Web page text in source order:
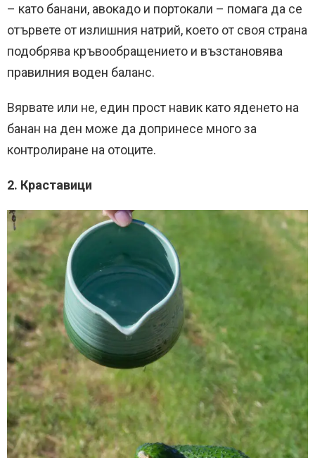
– като банани, авокадо и портокали – помага да се
отървете от излишния натрий, което от своя страна
подобрява кръвообращението и възстановява
правилния воден баланс.
Вярвате или не, един прост навик като яденето на
банан на ден може да допринесе много за
контролиране на отоците.
2. Краставици